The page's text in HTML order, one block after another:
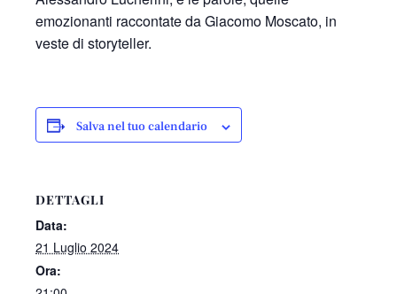
emozionanti raccontate da Giacomo Moscato, in
veste di storyteller.
Salva nel tuo calendario
DETTAGLI
Data:
21 Luglio 2024
Ora: